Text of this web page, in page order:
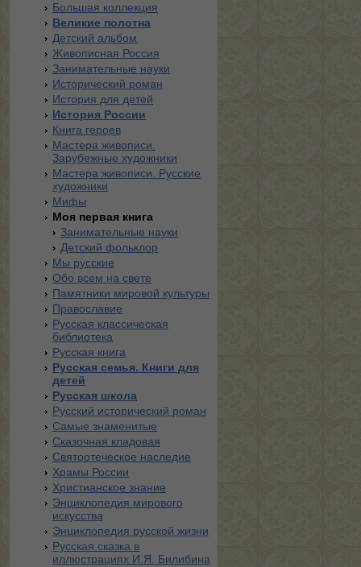
Большая коллекция
Великие полотна
Детский альбом
Живописная Россия
Занимательные науки
Исторический роман
История для детей
История России
Книга героев
Мастера живописи.
Зарубежные художники
Мастера живописи. Русские
художники
Мифы
Моя первая книга
Занимательные науки
Детский фольклор
Мы русские
Обо всем на свете
Памятники мировой культуры
Православие
Русская классическая
библиотека
Русская книга
Русская семья. Книги для
детей
Русская школа
Русский исторический роман
Самые знаменитые
Сказочная кладовая
Святоотеческое наследие
Храмы России
Христианское знание
Энциклопедия мирового
искусства
Энциклопедия русской жизни
Русская сказка в
иллюстрациях И.Я. Билибина